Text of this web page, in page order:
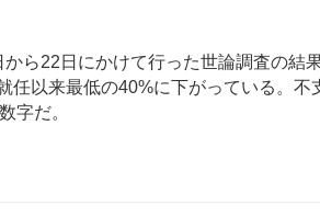
ら22日にかけて行った世論調査の結
任以来最低の40%に下がっている。不
字だ。